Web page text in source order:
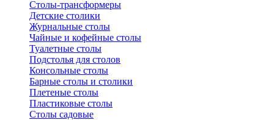
Столы-трансформеры
Детские столики
Журнальные столы
Чайные и кофейные столы
Туалетные столы
Подстолья для столов
Консольные столы
Барные столы и столики
Плетеные столы
Пластиковые столы
Столы садовые